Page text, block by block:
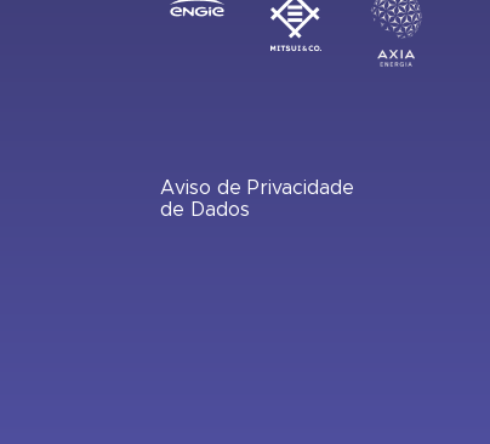
Aviso de Privacidade
de Dados